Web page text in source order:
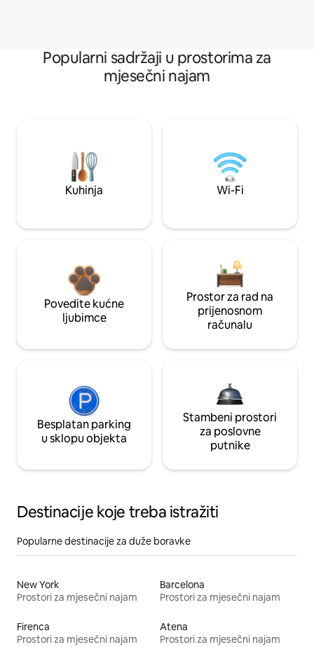
Popularni sadržaji u prostorima za
mjesečni najam
Kuhinja Wi-Fi
Povedite kućne
ljubimce
Prostor za rad na
prijenosnom
računalu
Besplatan parking
u sklopu objekta
Stambeni prostori
za poslovne
putnike
Destinacije koje treba istražiti
Popularne destinacije za duže boravke
New York
Prostori za mjesečni najam
Barcelona
Prostori za mjesečni najam
Firenca
Prostori za mjesečni najam
Atena
Prostori za mjesečni najam